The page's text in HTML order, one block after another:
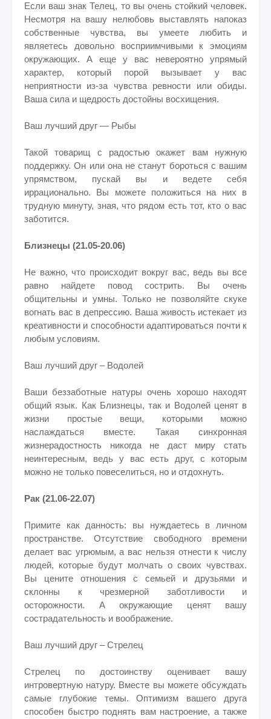
Если ваш знак Телец, то вы очень стойкий человек.
Несмотря на вашу нелюбовь выставлять напоказ
собственные чувства, вы умеете любить и
являетесь довольно восприимчивыми к эмоциям
окружающих. А еще у вас невероятно упрямый
характер, который порой вызывает у вас
неприятности из-за чувства ревности или обиды.
Ваша сила и щедрость достойны восхищения.
Ваш лучший друг — Рыбы
Такой товарищ с радостью окажет вам нужную
поддержку. Он или она не станут бороться с вашим
упрямством, пускай вы и ведете себя
иррационально. Вы можете положиться на них в
трудную минуту, зная, что рядом есть тот, кто о вас
заботится.
Близнецы (21.05-20.06)
Не важно, что происходит вокруг вас, ведь вы все
равно найдете повод сострить. Вы очень
общительны и умны. Только не позволяйте скуке
вогнать вас в депрессию. Ваша живость истекает из
креативности и способности адаптироваться почти к
любым условиям.
Ваш лучший друг – Водолей
Ваши беззаботные натуры очень хорошо находят
общий язык. Как Близнецы, так и Водолей ценят в
жизни простые вещи, которыми можно
наслаждаться вместе. Такая синхронная
жизнерадостность никогда не даст миру стать
неинтересным, ведь у вас есть друг, с которым
можно не только повеселиться, но и отдохнуть.
Рак (21.06-22.07)
Примите как данность: вы нуждаетесь в личном
пространстве. Отсутствие свободного времени
делает вас угрюмым, а вас нельзя отнести к числу
людей, которые будут молчать о своих чувствах.
Вы цените отношения с семьей и друзьями и
склонны к чрезмерной заботливости и
осторожности. А окружающие ценят вашу
сострадательность и воображение.
Ваш лучший друг – Стрелец
Стрелец по достоинству оценивает вашу
интровертную натуру. Вместе вы можете обсуждать
самые глубокие темы. Оптимизм вашего друга
способен быстро поднять вам настроение, а также